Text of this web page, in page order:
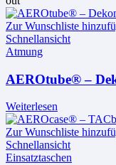
Zur Wunschliste
Schnellansicht
Atmung
AEROtube® –
Weiterlesen
Zur Wunschliste
Schnellansicht
Einsatztaschen